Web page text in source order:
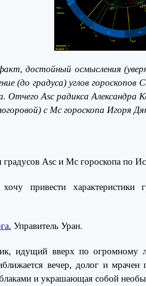
достойный осмысления
(до градуса) углов
Отчего Asc радикса
с Мс гороскопа Игоря
градусов Asc и Mc гороскопа по
привести
Управитель Уран.
идущий вверх по огромному
вечер, долог и
и украшающая собой